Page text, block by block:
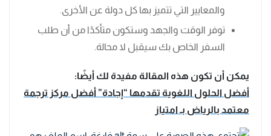
والمعايير التي تتميز بها كل دولة عن الأخرى.
توفر الوقت والجهد وستكون متأكدًا من أن طلب
السفر الخاص بك سيقبل لا محالة.
يمكن أن تكون هذه المقالة مفيدة لك أيضًا:
أفضل الحلول اللغوية تقدمها “إجادة” أفضل مركز ترجمة
معتمد بالرياض بـ امتياز